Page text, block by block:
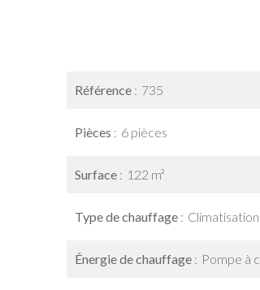
Référence 735
Pièces 6 pièces
Surface 122 m²
Type de chauffage Climatisation
Énergie de chauffage Pompe à